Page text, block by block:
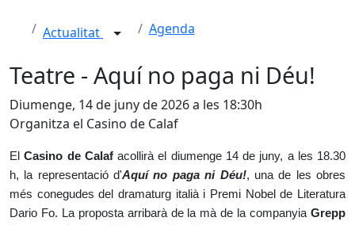
Actualitat Agenda
Teatre - Aquí no paga ni Déu!
Diumenge, 14 de juny de 2026 a les 18:30h
Organitza el Casino de Calaf
ElCasino de Calafacollirà el diumenge 14 de juny, a les 18.30
h, la representació d'Aquí no paga ni Déu!, una de les obres
més conegudes del dramaturg italià i Premi Nobel de Literatura
Dario Fo. La proposta arribarà de la mà de la companyia Grepp